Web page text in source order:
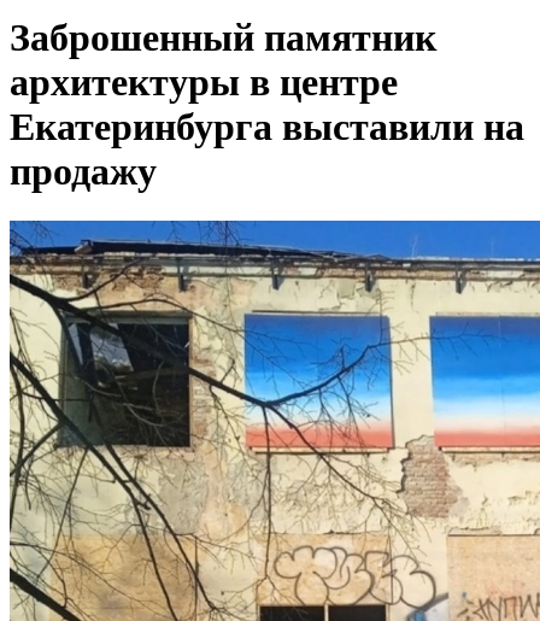
Заброшенный памятник
архитектуры в центре
Екатеринбурга выставили на
продажу